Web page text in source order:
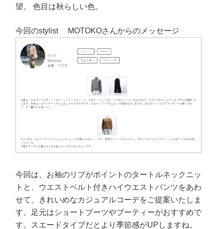
望。 色目は秋らしい色。
今回のstylist MOTOKOさんからのメッセージ
今回は、お袖のリブがポイントのタートルネックニッ
トと、ウエストベルト付きハイウエストパンツをあわ
せて、きれいめなカジュアルコーデをご提案いたしま
す。足元はショートブーツやブーティーがおすすめで
す。スエードタイプだとより季節感がUPしますね。